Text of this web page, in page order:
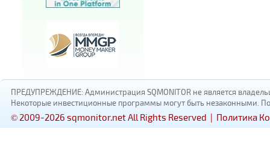
ПРЕДУПРЕЖДЕНИЕ: Администрация SQMONITOR не является
Некоторые инвестиционные программы могут быть незаконными.
© 2009-2026 sqmonitor.net All Rights Reserved | Политика